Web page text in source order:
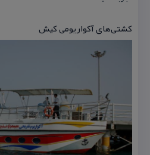
كشتی‌های آكواریومی كیش